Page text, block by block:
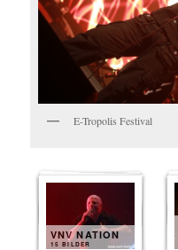
E-Tropolis Festival
VNV NATION
15 BILDER